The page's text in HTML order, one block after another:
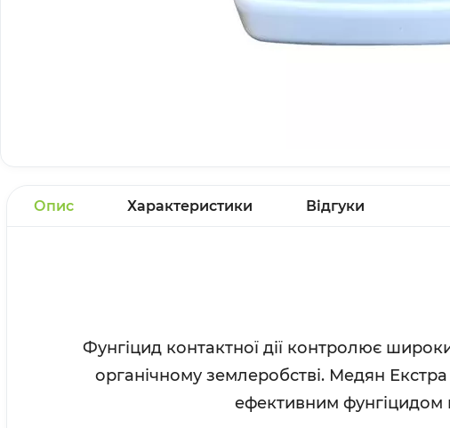
Опис Характеристики Відгуки
Фунгіцид контактної дії контролює
органічному землеробстві. Медян
ефективним фунгіцидом